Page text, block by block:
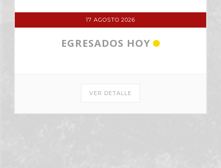
17 AGOSTO 2026
EGRESADOS HOY
VER DETALLE